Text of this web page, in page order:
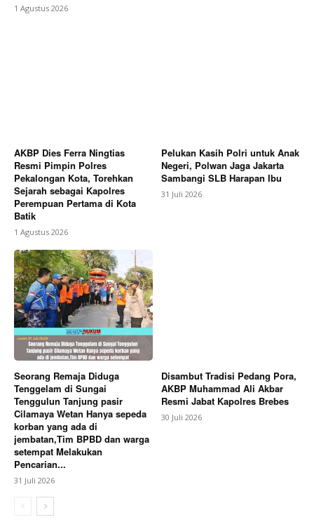
1 Agustus 2026
AKBP Dies Ferra Ningtias
Resmi Pimpin Polres
Pekalongan Kota, Torehkan
Sejarah sebagai Kapolres
Perempuan Pertama di Kota
Batik
1 Agustus 2026
Pelukan Kasih Polri untuk Anak
Negeri, Polwan Jaga Jakarta
Sambangi SLB Harapan Ibu
31 Juli 2026
Seorang Remaja Diduga
Tenggelam di Sungai
Tenggulun Tanjung pasir
Cilamaya Wetan Hanya sepeda
korban yang ada di
jembatan,Tim BPBD dan warga
setempat Melakukan
Pencarian...
31 Juli 2026
Disambut Tradisi Pedang Pora,
AKBP Muhammad Ali Akbar
Resmi Jabat Kapolres Brebes
30 Juli 2026